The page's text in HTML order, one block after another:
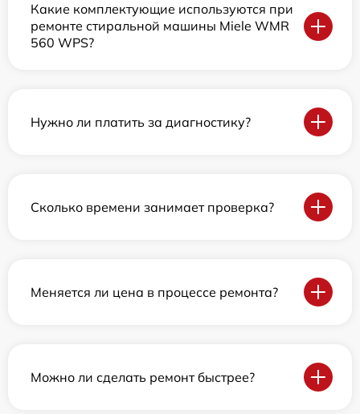
Какие комплектующие используются при
ремонте стиральной машины Miele WMR
560 WPS?
Нужно ли платить за диагностику?
Сколько времени занимает проверка?
Меняется ли цена в процессе ремонта?
Можно ли сделать ремонт быстрее?